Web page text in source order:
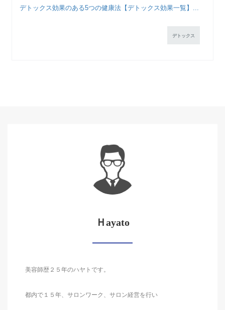
デトックス効果のある5つの健康法【デトックス効果一覧】...
デトックス
Ｈayato
美容師歴２５年のハヤトです。
都内で１５年、サロンワーク、サロン経営を行い